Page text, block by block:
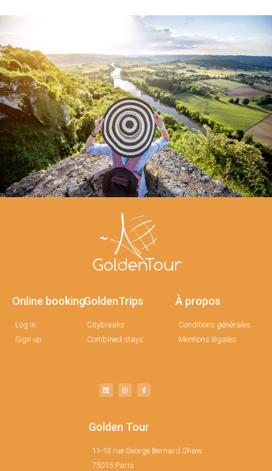
Online booking
Log in
Sign up
GoldenTrips
Citybreaks
Combined stays
À propos
Conditions générales
Mentions légales
Golden Tour
11-13 rue George Bernard Shaw
75015 Paris